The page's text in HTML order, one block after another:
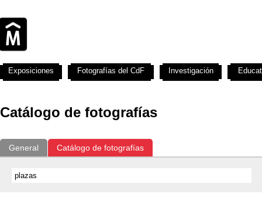
Catálogo de fotografías
General Catálogo de fotografías
Exposiciones Fotografías del CdF Investigación